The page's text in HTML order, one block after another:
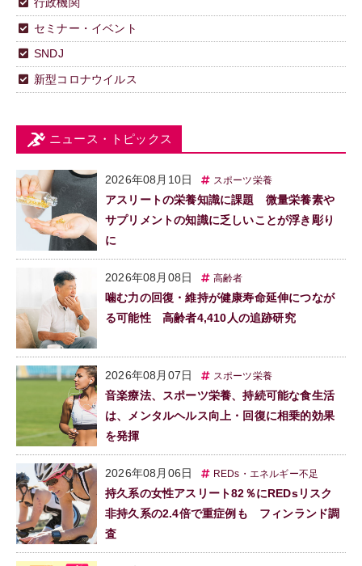
行政機関
セミナー・イベント
SNDJ
新型コロナウイルス
ニュース・トピックス
2026年08月10日 スポーツ栄養
アスリートの栄養知識に課題 微量栄養素や
サプリメントの知識に乏しいことが浮き彫り
に
2026年08月08日 高齢者
噛む力の回復・維持が健康寿命延伸につなが
る可能性 高齢者4,410人の追跡研究
2026年08月07日 スポーツ栄養
音楽療法、スポーツ栄養、持続可能な食生活
は、メンタルヘルス向上・回復に相乗的効果
を発揮
2026年08月06日 REDs・エネルギー不足
持久系の女性アスリート82％にREDsリスク
非持久系の2.4倍で重症例も フィンランド調
査